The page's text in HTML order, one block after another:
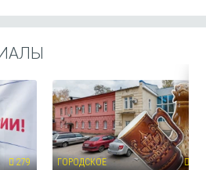
279 ГОРОДСКОЕ